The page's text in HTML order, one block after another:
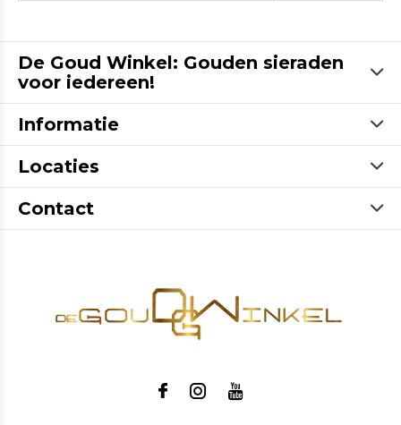
De Goud Winkel: Gouden sieraden
voor iedereen!
Informatie
Locaties
Contact